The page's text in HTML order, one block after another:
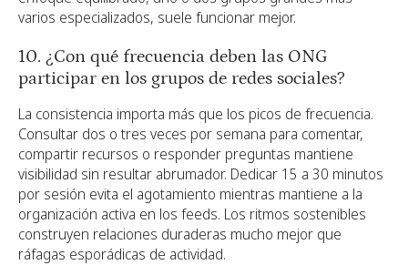
varios especializados, suele funcionar mejor.
10. ¿Con qué frecuencia deben las ONG
participar en los grupos de redes sociales?
La consistencia importa más que los picos de frecuencia.
Consultar dos o tres veces por semana para comentar,
compartir recursos o responder preguntas mantiene
visibilidad sin resultar abrumador. Dedicar 15 a 30 minutos
por sesión evita el agotamiento mientras mantiene a la
organización activa en los feeds. Los ritmos sostenibles
construyen relaciones duraderas mucho mejor que
ráfagas esporádicas de actividad.